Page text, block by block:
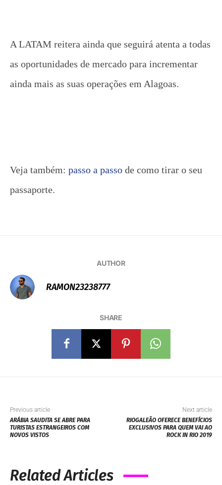
A LATAM reitera ainda que seguirá atenta a todas
as oportunidades de mercado para incrementar
ainda mais as suas operações em Alagoas.
Veja também: passo a passo de como tirar o seu
passaporte.
AUTHOR
RAMON23238777
SHARE
Previous article
ARÁBIA SAUDITA SE ABRE PARA
TURISTAS ESTRANGEIROS COM
NOVOS VISTOS
Next article
RIOGALEÃO OFERECE BENEFÍCIOS
EXCLUSIVOS PARA QUEM VAI AO
ROCK IN RIO 2019
Related Articles